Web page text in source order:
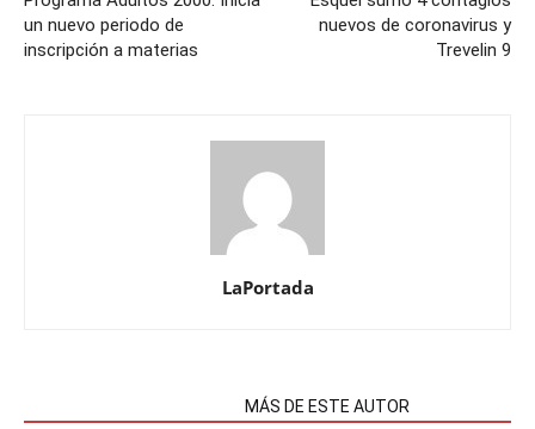
un nuevo periodo de
inscripción a materias
nuevos de coronavirus y
Trevelin 9
LaPortada
MÁS DE ESTE AUTOR